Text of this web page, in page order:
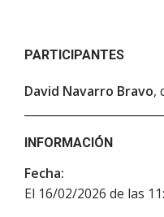
PARTICIPANTES
David Navarro Bravo,
INFORMACIÓN
Fecha:
El 16/02/2026 de las